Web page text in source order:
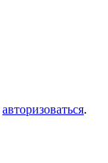
авторизоваться.